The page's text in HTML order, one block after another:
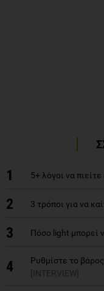
1 5+ λόγοι να
2 3 τρόποι για να
3 Πόσο light μπορεί
4
Ρυθμίστε το
[INTERVIEW]